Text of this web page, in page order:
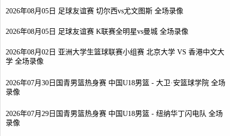
2026年08月05日 足球友谊赛 切尔西vs尤文图斯 全场录像
2026年08月05日 足球友谊赛 K联赛全明星vs曼城 全场录像
2026年08月02日 亚洲大学生篮球联赛小组赛 北京大学 VS 香港中文大
学 全场录像
2026年07月30日国青男篮热身赛 中国U18男篮 - 大卫·安篮球学院 全场
录像
2026年07月29日国青男篮热身赛 中国U18男篮 - 纽纳华丁闪电队 全场
录像